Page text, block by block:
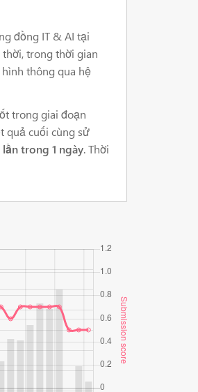
đồng IT & AI tại
trong thời gian
thông qua hệ
trong giai đoạn
quả cuối cùng sử
lần trong 1 ngày. Thời